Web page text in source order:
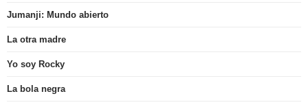
Jumanji: Mundo abierto
La otra madre
Yo soy Rocky
La bola negra